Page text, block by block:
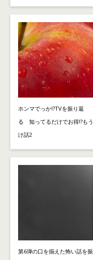
ホンマでっか!?TVを振り返
る 知ってるだけでお得!?もう
け話2
第6弾の口を揃えた怖い話を振